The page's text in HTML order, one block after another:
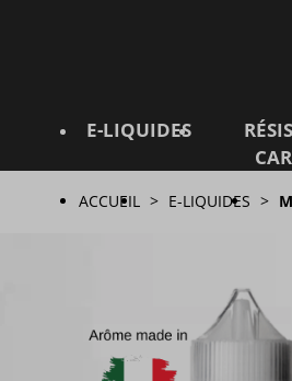
E-LIQUIDES
ACCUEIL E-LIQUIDES